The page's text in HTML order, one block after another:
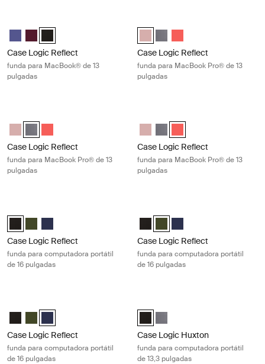
Case Logic Reflect 13" MacBook® Sleeve Púrpura concentrado
Case Logic Reflect 13" MacBook® Sleeve Rojo tenue
Case Logic Reflect 13" MacBook® Sleeve Negro (selected)
Case Logic Reflect
funda para MacBook® de 13
pulgadas
Case Logic Reflect 13" MacBook
Case Logic Reflect 13"
Case Logic Reflect 13"
Case Logic Reflect
funda para MacBook Pro® de 13
pulgadas
Case Logic Reflect 13" MacBook Pro® Sleeve Rosa azura/azul
Case Logic Reflect 13" MacBook Pro® Sleeve Grafito (selected)
Case Logic Reflect 13" MacBook Pro® Sleeve Pop Rock
Case Logic Reflect
funda para MacBook Pro® de 13
pulgadas
Case Logic Reflect 13" MacBook
Case Logic Reflect 13"
Case Logic Reflect 13"
Case Logic Reflect
funda para MacBook Pro® de 13
pulgadas
Case Logic Reflect 16" Laptop Sleeve Negro (selected)
Case Logic Reflect 16" Laptop Sleeve Verde
Case Logic Reflect 16" Laptop Sleeve Dark Blue
Case Logic Reflect
funda para computadora portátil
de 16 pulgadas
Case Logic Reflect 16" Laptop
Case Logic Reflect 16"
Case Logic Reflect 16"
Case Logic Reflect
funda para computadora portátil
de 16 pulgadas
Case Logic Reflect 16" Laptop Sleeve Negro
Case Logic Reflect 16" Laptop Sleeve Verde
Case Logic Reflect 16" Laptop Sleeve Dark Blue (selected)
Case Logic Reflect
funda para computadora portátil
de 16 pulgadas
Case Logic Huxton 13.3" Laptop
Case Logic Huxton 13.3"
Case Logic Huxton
funda para computadora portátil
de 13,3 pulgadas